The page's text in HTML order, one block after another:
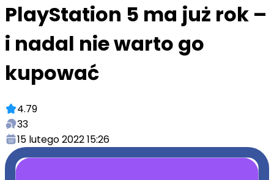
PlayStation 5 ma już rok –
i nadal nie warto go
kupować
4.79
33
15 lutego 2022 15:26